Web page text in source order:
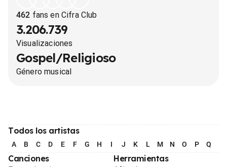
462 fans en Cifra Club
3.206.739
Visualizaciones
Gospel/Religioso
Género musical
Todos los artistas
A B C D E F G H I J K L M N O P Q
Canciones Herramientas